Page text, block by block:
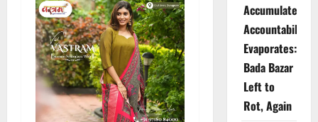
Accumulates,
Accountability
Evaporates:
Bada Bazar
Left to
Rot, Again